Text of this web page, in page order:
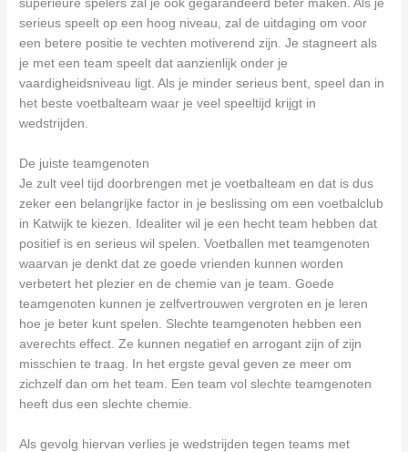
superieure spelers zal je ook gegarandeerd beter maken. Als je
serieus speelt op een hoog niveau, zal de uitdaging om voor
een betere positie te vechten motiverend zijn. Je stagneert als
je met een team speelt dat aanzienlijk onder je
vaardigheidsniveau ligt. Als je minder serieus bent, speel dan in
het beste voetbalteam waar je veel speeltijd krijgt in
wedstrijden.
De juiste teamgenoten
Je zult veel tijd doorbrengen met je voetbalteam en dat is dus
zeker een belangrijke factor in je beslissing om een voetbalclub
in Katwijk te kiezen. Idealiter wil je een hecht team hebben dat
positief is en serieus wil spelen. Voetballen met teamgenoten
waarvan je denkt dat ze goede vrienden kunnen worden
verbetert het plezier en de chemie van je team. Goede
teamgenoten kunnen je zelfvertrouwen vergroten en je leren
hoe je beter kunt spelen. Slechte teamgenoten hebben een
averechts effect. Ze kunnen negatief en arrogant zijn of zijn
misschien te traag. In het ergste geval geven ze meer om
zichzelf dan om het team. Een team vol slechte teamgenoten
heeft dus een slechte chemie.
Als gevolg hiervan verlies je wedstrijden tegen teams met